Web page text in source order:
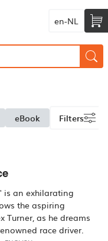
en-NL
eBook Filters
is an exhilarating
the aspiring
Turner, as he dreams
race driver.